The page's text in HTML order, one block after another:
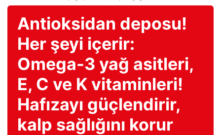
Antioksidan deposu!
Her şeyi içerir:
Omega-3 yağ asitleri,
E, C ve K vitaminleri!
Hafızayı güçlendirir,
kalp sağlığını korur